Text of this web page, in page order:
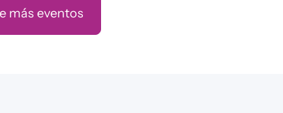
más eventos